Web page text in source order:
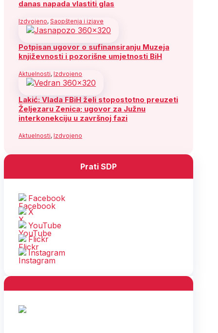
danas napada vlastiti glas
Izdvojeno, Saopštenja i izjave
Potpisan ugovor o sufinansiranju Muzeja
književnosti i pozorišne umjetnosti BiH
Aktuelnosti, Izdvojeno
Lakić: Vlada FBiH želi stopostotno preuzeti
Željezaru Zenica; ugovor za Južnu
interkonekciju u završnoj fazi
Aktuelnosti, Izdvojeno
Prati SDP
Facebook
X
YouTube
Flickr
Instagram